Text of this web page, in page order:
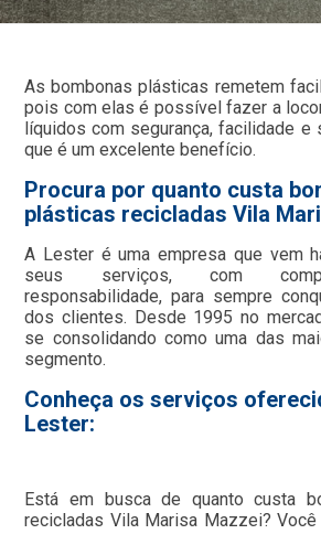
As bombonas plásticas remetem
pois com elas é possível fazer a
líquidos com segurança, facilidade e
que é um excelente benefício.
Procura por quanto custa
plásticas recicladas Vila
A Lester é uma empresa que vem
seus serviços, com
responsabilidade, para sempre
dos clientes. Desde 1995 no
se consolidando como uma das
segmento.
Conheça os serviços
Lester:
Está em busca de quanto custa
recicladas Vila Marisa Mazzei?